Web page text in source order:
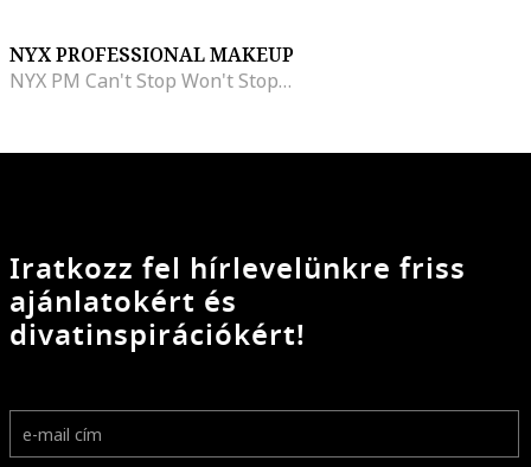
NYX PROFESSIONAL MAKEUP
NYX PM Can't Stop Won't Stop alapozó, 30 ml, Buff
Iratkozz fel hírlevelünkre friss
ajánlatokért és
divatinspirációkért!